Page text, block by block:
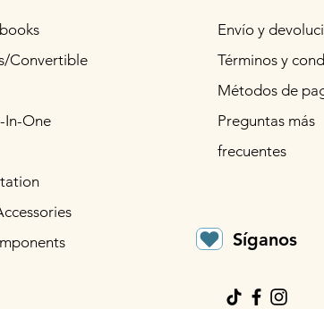
Convertible
In-One
Envío y
Términos y
Métodos de
Preguntas más
frecuentes
Síganos